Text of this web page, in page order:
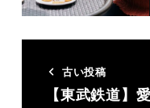
古い投稿
【東武鉄道】